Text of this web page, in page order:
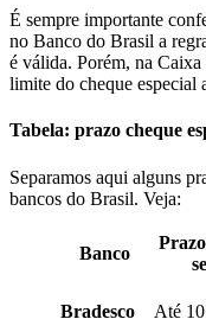
É sempre importante
no Banco do Brasil a
é válida. Porém, na
limite do cheque especial
Tabela: prazo cheque
Separamos aqui alguns
bancos do Brasil. Veja:
Banco
Bradesco Até